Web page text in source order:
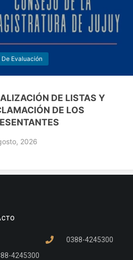
Evaluación
DE LISTAS Y
DE LOS
2026
0388-4245300
4245300